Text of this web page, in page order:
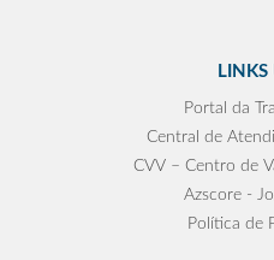
LINKS
Portal da
Central de
CVV – Centro de
Azscore -
Política de